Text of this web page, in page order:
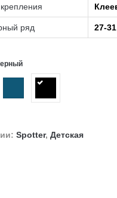
ряд 27-31
Spotter, Детская